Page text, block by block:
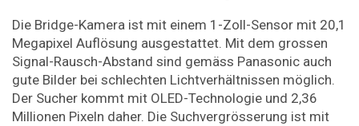
Die Bridge-Kamera ist mit einem 1-Zoll-Sensor mit 20,1
Megapixel Auflösung ausgestattet. Mit dem grossen
Signal-Rausch-Abstand sind gemäss Panasonic auch
gute Bilder bei schlechten Lichtverhältnissen möglich.
Der Sucher kommt mit OLED-Technologie und 2,36
Millionen Pixeln daher. Die Suchvergrösserung ist mit